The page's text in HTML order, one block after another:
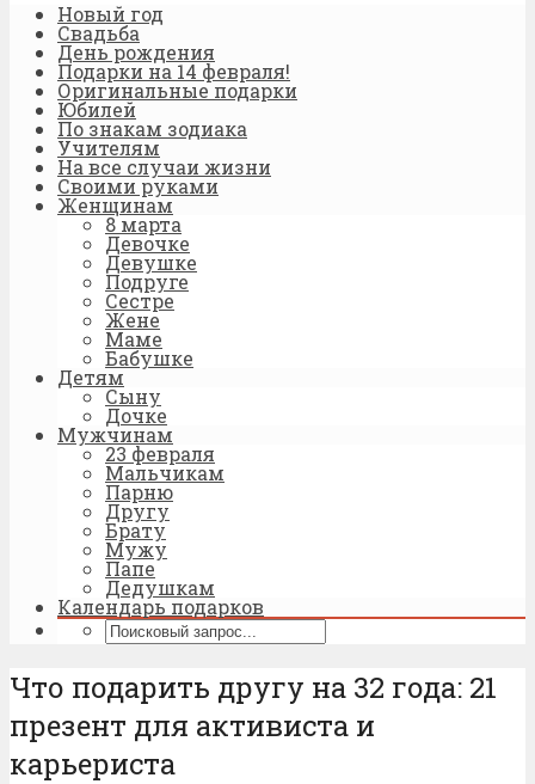
Новый год
Свадьба
День рождения
Подарки на 14 февраля!
Оригинальные подарки
Юбилей
По знакам зодиака
Учителям
На все случаи жизни
Своими руками
Женщинам
8 марта
Девочке
Девушке
Подруге
Сестре
Жене
Маме
Бабушке
Детям
Сыну
Дочке
Мужчинам
23 февраля
Мальчикам
Парню
Другу
Брату
Мужу
Папе
Дедушкам
Календарь подарков
Что подарить другу на 32 года: 21
презент для активиста и
карьериста